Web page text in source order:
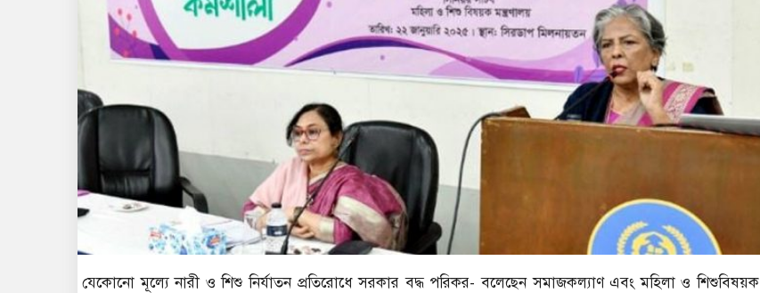
যেকোনো মূল্যে নারী ও শিশু নির্যাতন প্রতিরোধে সরকার বদ্ধ পরিকর- বলেছেন সমাজকল্যাণ এবং মহিলা ও শিশুবিষয়ক